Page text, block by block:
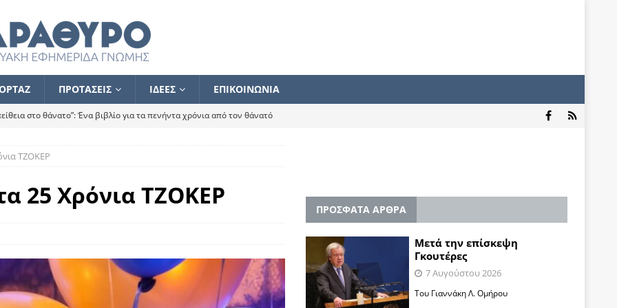
ΠΡΟΤΑΣΕΙΣ ΙΔΕΕΣ ΕΠΙΚΟΙΝΩΝΙΑ
στο θάνατο”: Ένα βιβλίο για τα πενήντα χρόνια από τον θάνατό
ποιος κοροϊδεύει ποιον Αλέξη
ότι δεν υπάρχει παρακολούθηση και κέντρο το οποίο
θερμά όσους σπεύδουν να το ενισχύσουν – Συνεχίζουμε
ΠΡΟΣΩΠΟΓΡΑΦΙΕΣ
των εκλογών
ΑΝΑΓΝΩΣΕΙΣ
ΤΖΟΚΕΡ
25 Χρόνια ΤΖΟΚΕΡ ΠΡΟΣΦΑΤΑ ΑΡΘΡΑ
Μετά την επίσκεψη
Γκουτέρες
7 Αυγούστου 2026
Του Γιαννάκη Λ. Ομήρου